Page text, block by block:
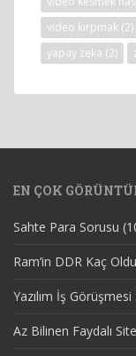
video kırpmak (2)
yapay zeka (2)
EN ÇOK
Sahte Para Sorusu
Ram’in DDR Kaç
Yazılım İş
Az Bilinen Faydalı